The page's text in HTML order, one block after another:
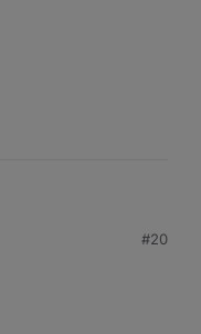
#20